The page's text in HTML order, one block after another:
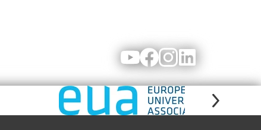
YoutubeFacebookInstagram